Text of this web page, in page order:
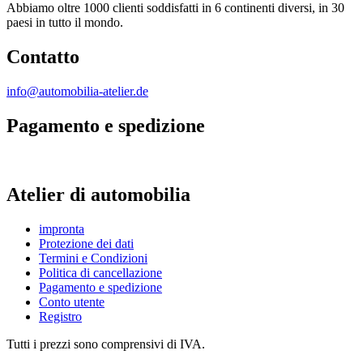
Abbiamo oltre 1000 clienti soddisfatti in 6 continenti diversi, in 30
paesi in tutto il mondo.
Contatto
info@automobilia-atelier.de
Pagamento e spedizione
Atelier di automobilia
impronta
Protezione dei dati
Termini e Condizioni
Politica di cancellazione
Pagamento e spedizione
Conto utente
Registro
Tutti i prezzi sono comprensivi di IVA.